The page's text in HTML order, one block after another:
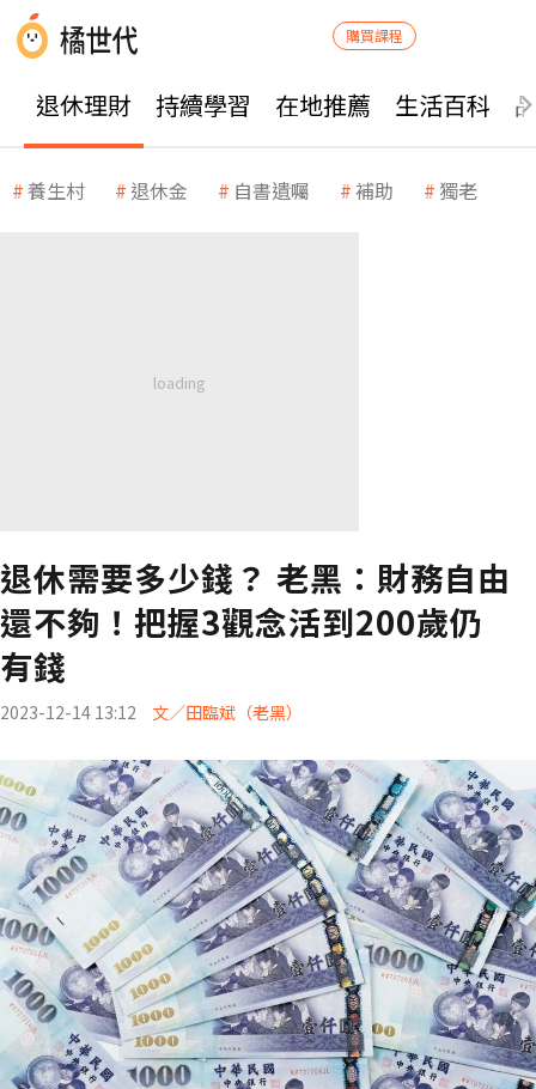
購買課程
退休理財 持續學習 在地推薦 生活百科
養生村 退休金 自書遺囑 補助 獨老
退休需要多少錢？ 老黑：財務自由
還不夠！把握3觀念活到200歲仍
有錢
2023-12-14 13:12 文／田臨斌（老黑）